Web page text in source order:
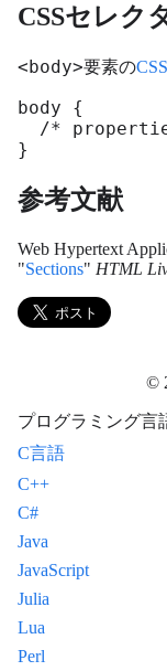
CSSセレク
<body>要素の
body {
/*
}
参考文献
Web Hypertext
"Sections" HTML
©
プログラミング言
C言語
C++
C#
Java
JavaScript
Julia
Lua
Perl